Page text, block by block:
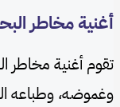
أغنية مخاطر
تقوم أغنية مخاطر
وغموضه، وطباعه